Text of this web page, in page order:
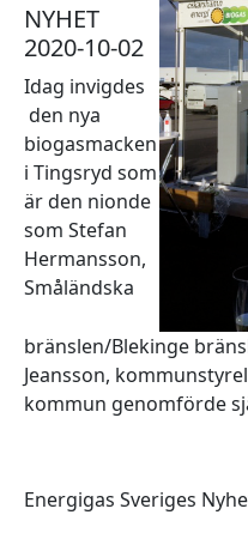
NYHET
2020-10-02
Idag invigdes
den nya
biogasmacken
i Tingsryd som
är den nionde
som Stefan
Hermansson,
Småländska
bränslen/Blekinge
Jeansson,
kommun genomförde
Energigas Sveriges